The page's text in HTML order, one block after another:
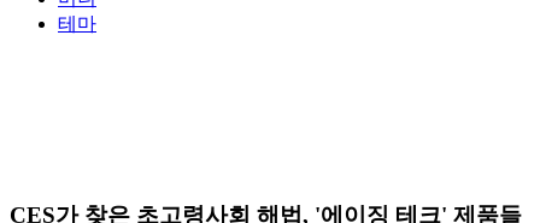
테마
CES가 찾은 초고령사회 해법, '에이징 테크' 제품들